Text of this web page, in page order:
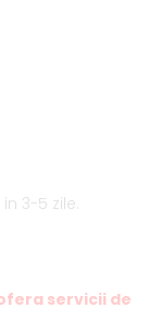
3-5 zile.
servicii de